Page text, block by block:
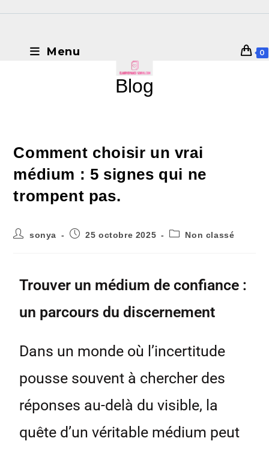
Menu 0
Blog
Comment choisir un vrai
médium : 5 signes qui ne
trompent pas.
sonya 25 octobre 2025 Non classé
Trouver un médium de confiance :
un parcours du discernement
Dans un monde où l’incertitude
pousse souvent à chercher des
réponses au-delà du visible, la
quête d’un véritable médium peut